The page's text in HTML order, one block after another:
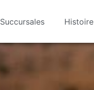
Succursales Histoire